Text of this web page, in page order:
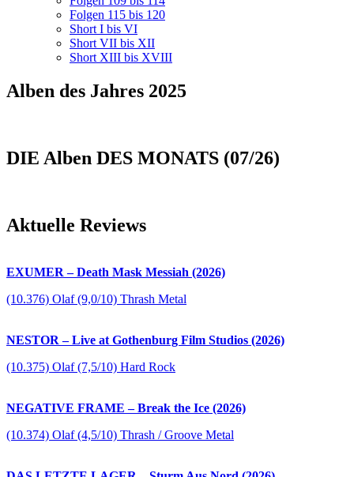
Folgen 115 bis 120
Short I bis VI
Short VII bis XII
Short XIII bis XVIII
Alben des Jahres 2025
DIE Alben DES MONATS (07/26)
Aktuelle Reviews
EXUMER – Death Mask Messiah (2026)
(10.376) Olaf (9,0/10) Thrash Metal
NESTOR – Live at Gothenburg Film Studios (2026)
(10.375) Olaf (7,5/10) Hard Rock
NEGATIVE FRAME – Break the Ice (2026)
(10.374) Olaf (4,5/10) Thrash / Groove Metal